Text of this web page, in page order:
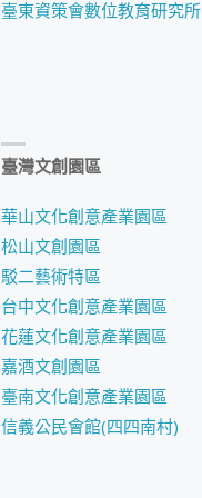
臺東資策會數位教育研究所
臺灣文創園區
華山文化創意產業園區
松山文創園區
駁二藝術特區
台中文化創意產業園區
花蓮文化創意產業園區
嘉酒文創園區
臺南文化創意產業園區
信義公民會館(四四南村)